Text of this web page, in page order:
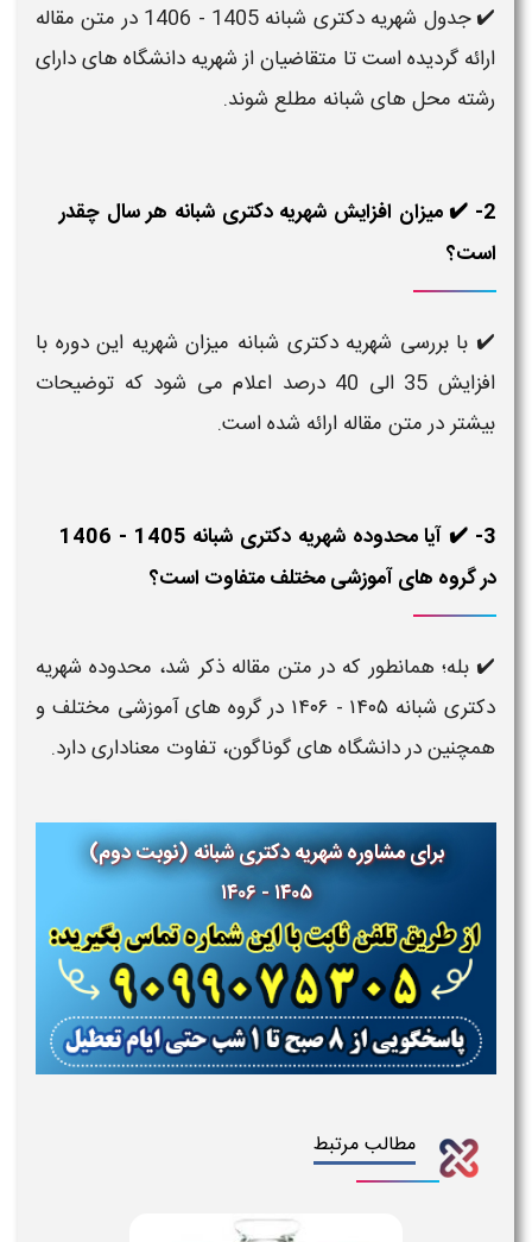
✔️ جدول شهریه دکتری شبانه 1405 - 1406 در متن مقاله
گردیده است تا متقاضیان از شهریه دانشگاه های دارای
محل های شبانه مطلع شوند.
✔️ میزان افزایش شهریه دکتری شبانه هر سال چقدر
بررسی شهریه دکتری شبانه میزان شهریه این دوره با
افزایش 35 الی 40 درصد اعلام می شود که توضیحات
در متن مقاله ارائه شده است.
3- ✔️ آیا محدوده شهریه دکتری شبانه 1405 - 1406
های آموزشی مختلف متفاوت است؟
همانطور که در متن مقاله ذکر شد، محدوده شهریه
دکتری شبانه ۱۴۰۵ - ۱۴۰۶ در گروه‌ های آموزشی مختلف و
در دانشگاه‌ های گوناگون، تفاوت معناداری دارد.
برای مشاوره شهریه دکتری شبانه (نوبت دوم)
مطالب مرتبط